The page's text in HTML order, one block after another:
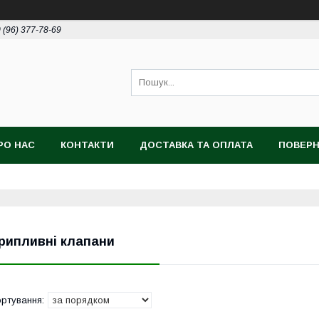
(96) 377-78-69
НАС КОНТАКТИ ДОСТАВКА ТА ОПЛАТА
клапани